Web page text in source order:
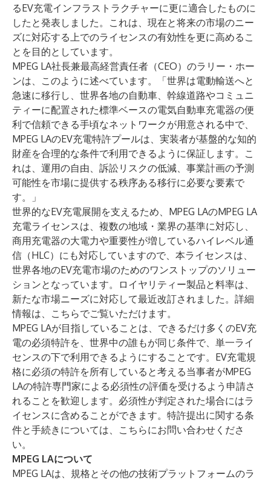
るEV充電インフラストラクチャーに更に適合したものに
したと発表しました。これは、現在と将来の市場のニー
ズに対応する上でのライセンスの有効性を更に高めるこ
とを目的としています。
MPEG LA社長兼最高経営責任者（CEO）のラリー・ホー
ンは、このように述べています。「世界は電動輸送へと
急速に移行し、世界各地の自動車、幹線道路やコミュニ
ティーに配置された標準ベースの電気自動車充電器の便
利で信頼できる手頃なネットワークが用意される中で、
MPEG LAのEV充電特許プールは、実装者が基盤的な知的
財産を合理的な条件で利用できるように保証します。こ
れは、運用の自由、訴訟リスクの低減、事業計画の予測
可能性を市場に提供する秩序ある移行に必要な要素で
す。」
世界的なEV充電展開を支えるため、MPEG LAのMPEG LA
充電ライセンスは、複数の地域・業界の基準に対応し、
商用充電器の大電力や重要性が増しているハイレベル通
信（HLC）にも対応していますので、本ライセンスは、
世界各地のEV充電市場のためのワンストップのソリュー
ションとなっています。ロイヤリティー製品と料率は、
新たな市場ニーズに対応して最近改訂されました。詳細
情報は、 こちらでご覧いただけます。
MPEG LAが目指していることは、できるだけ多くのEV充
電の必須特許を、世界中の誰もが同じ条件で、単一ライ
センスの下で利用できるようにすることです。EV充電規
格に必須の特許を所有していると考える当事者がMPEG
LAの特許専門家による必須性の評価を受けるよう申請さ
れることを歓迎します。必須性が判定された場合にはラ
イセンスに含めることができます。特許提出に関する条
件と手続きについては、 こちらにお問い合わせくださ
い。
MPEG LAについて
MPEG LAは、規格とその他の技術プラットフォームのラ